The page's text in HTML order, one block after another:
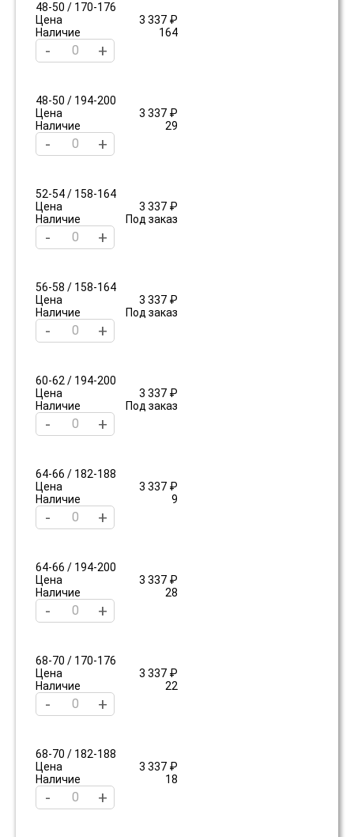
48-50 / 170-176
Цена
3 337 ₽
Наличие
164
- +
48-50 / 194-200
Цена
3 337 ₽
Наличие
29
- +
52-54 / 158-164
Цена
3 337 ₽
Наличие
Под заказ
- +
56-58 / 158-164
Цена
3 337 ₽
Наличие
Под заказ
- +
60-62 / 194-200
Цена
3 337 ₽
Наличие
Под заказ
- +
64-66 / 182-188
Цена
3 337 ₽
Наличие
9
- +
64-66 / 194-200
Цена
3 337 ₽
Наличие
28
- +
68-70 / 170-176
Цена
3 337 ₽
Наличие
22
- +
68-70 / 182-188
Цена
3 337 ₽
Наличие
18
- +